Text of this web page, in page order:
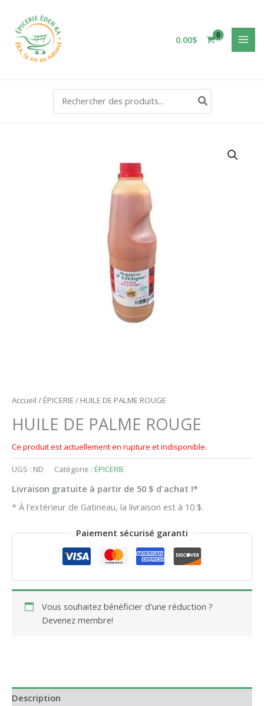
contenu
0.00$
Accueil / ÉPICERIE / HUILE DE PALME ROUGE
HUILE DE PALME ROUGE
Ce produit est actuellement en rupture et indisponible.
UGS : ND Catégorie : ÉPICERIE
Livraison gratuite à partir de 50 $ d'achat !*
* À l'extérieur de Gatineau, la livraison est à 10 $.
Paiement sécurisé garanti
Vous souhaitez bénéficier d'une réduction ?
Devenez membre!
Description